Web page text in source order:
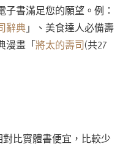
子書滿足您的願望。例：
辭典 」、美食達人必備壽
漫畫「 將太的壽司(共27
對比實體書便宜，比較少